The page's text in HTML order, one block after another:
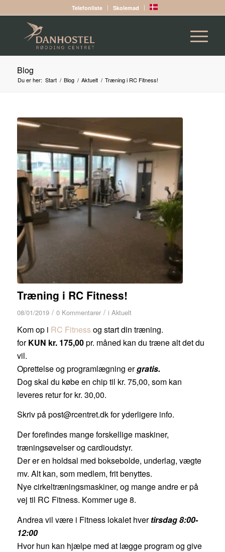
Telefonliste Skolemad
Blog
Du er her: Start / Blog / Aktuelt / Træning i RC Fitness!
Træning i RC Fitness!
08/01/2019 / 0 Kommentarer / i Aktuelt
Kom op i RC Fitnessog start din træning.
forKUN kr. 175,00pr. måned kan du træne alt det du
vil.
Oprettelse og programlægning ergratis.
Dog skal du købe en chip til kr. 75,00, som kan
leveres retur for kr. 30,00.
Skriv på post@rcentret.dk for yderligere info.
Der forefindes mange forskellige maskiner,
træningsøvelser og cardioudstyr.
Der er en holdsal med boksebolde, underlag, vægte
mv. Alt kan, som medlem, frit benyttes.
Nye cirkeltræningsmaskiner, og mange andre er på
vej til RC Fitness. Kommer uge 8.
Andrea vil være i Fitness lokalet hvertirsdag 8:00-
12:00
Hvor hun kan hjælpe med at lægge program og give